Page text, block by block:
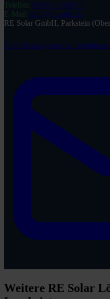
Telefon: 09602 / 94499-0
E-Mail: info@re-solar.de
RE Solar GmbH, Parkstein
Jetzt Beratungstermin vereinbaren
Weitere RE Solar